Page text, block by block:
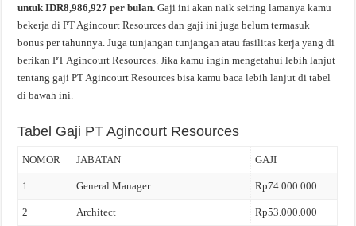
untuk IDR8,986,927 per bulan.Gaji ini akan naik seiring lamanya kamu
bekerja di PT Agincourt Resources dan gaji ini juga belum termasuk
bonus per tahunnya. Juga tunjangan tunjangan atau fasilitas kerja yang di
berikan PT Agincourt Resources. Jika kamu ingin mengetahui lebih lanjut
tentang gaji PT Agincourt Resources bisa kamu baca lebih lanjut di tabel
di bawah ini.
Tabel Gaji PT Agincourt Resources
NOMOR JABATAN GAJI
1 General Manager Rp74.000.000
2 Architect Rp53.000.000